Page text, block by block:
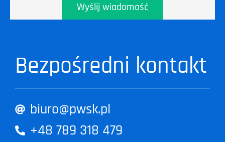
Wyślij wiadomość
Bezpośredni kontakt
biuro@pwsk.pl
+48 789 318 479